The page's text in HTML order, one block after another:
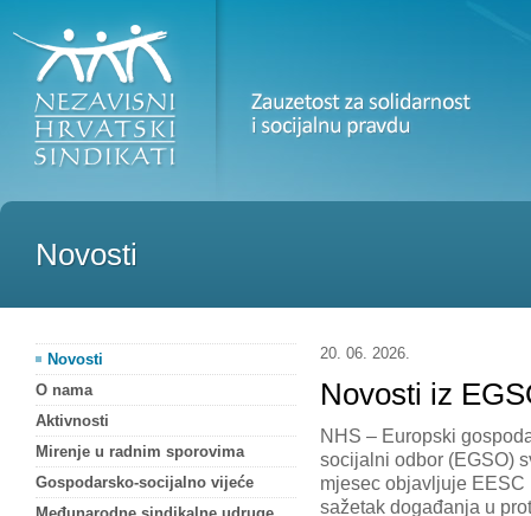
Novosti
20. 06. 2026.
Novosti iz
NHS – Europski
socijalni odbor (EGSO)
mjesec objavljuje EESC
sažetak događanja u
Novosti
O nama
Aktivnosti
Mirenje u radnim sporovima
Gospodarsko-socijalno vijeće